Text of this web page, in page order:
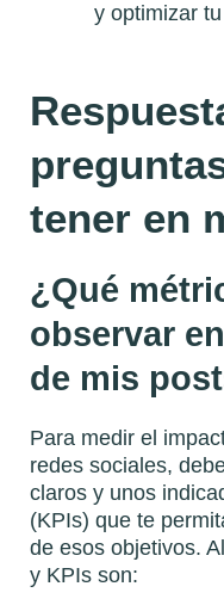
y optimizar
tener en
¿Qué
observar
de mis
Para medir el
redes sociales,
claros y unos
(KPIs) que te
de esos objetivos.
y KPIs son: